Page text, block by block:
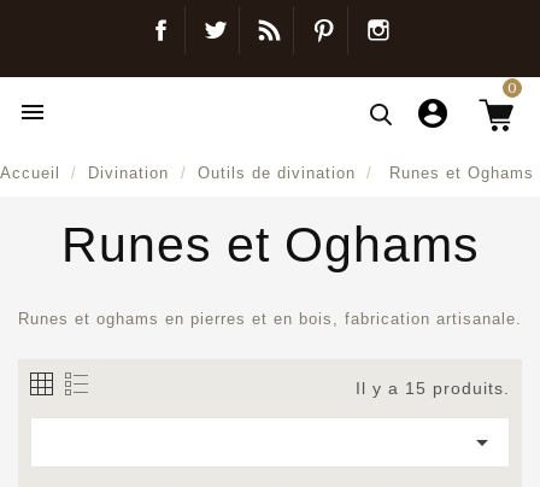
FacebookTwitter Blog Pinterest

0
Accueil Divination Outils de divination Runes et Oghams
Runes et Oghams
Runes et oghams en pierres et en bois, fabrication artisanale.
Il y a 15 produits.
